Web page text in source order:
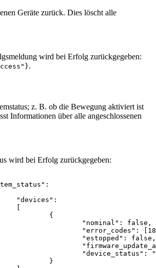
Geräte zurück. Dies löscht alle
wird bei Erfolg zurückgegeben:
.
z. B. ob die Bewegung aktiviert ist
Informationen über alle angeschlossenen
wird bei Erfolg zurückgegeben:
:
"devices" :
{
"nominal" : false ,
"error_codes" :
18
"estopped" : false ,
"device_status" :
}